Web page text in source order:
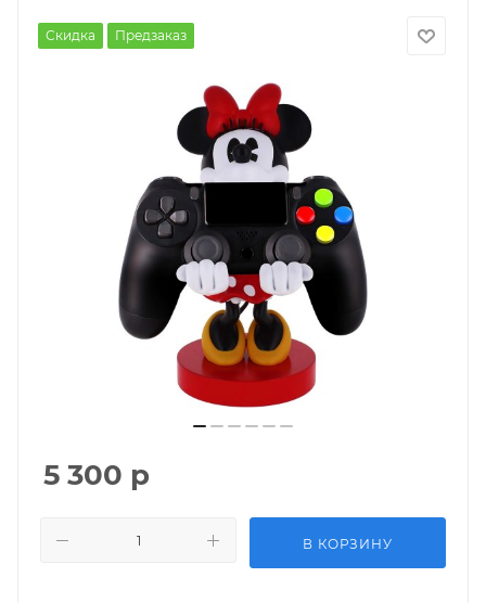
Скидка Предзаказ
5 300 р
В КОРЗИНУ